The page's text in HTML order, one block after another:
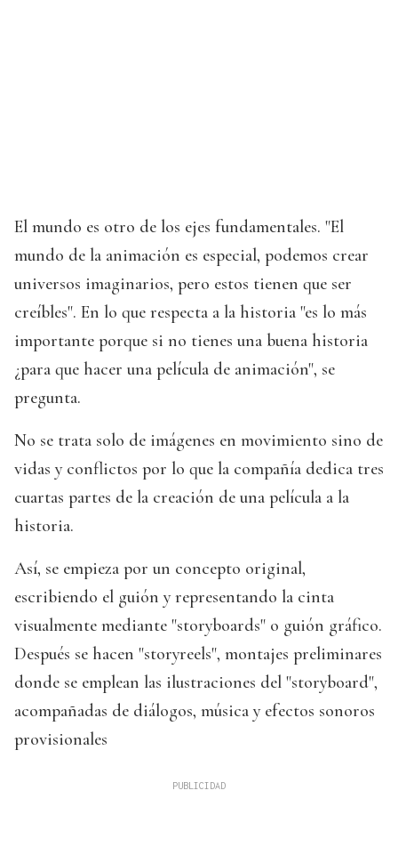
El mundo es otro de los ejes fundamentales. "El
mundo de la animación es especial, podemos crear
universos imaginarios, pero estos tienen que ser
creíbles". En lo que respecta a la historia "es lo más
importante porque si no tienes una buena historia
¿para que hacer una película de animación", se
pregunta.
No se trata solo de imágenes en movimiento sino de
vidas y conflictos por lo que la compañía dedica tres
cuartas partes de la creación de una película a la
historia.
Así, se empieza por un concepto original,
escribiendo el guión y representando la cinta
visualmente mediante "storyboards" o guión gráfico.
Después se hacen "storyreels", montajes preliminares
donde se emplean las ilustraciones del "storyboard",
acompañadas de diálogos, música y efectos sonoros
provisionales